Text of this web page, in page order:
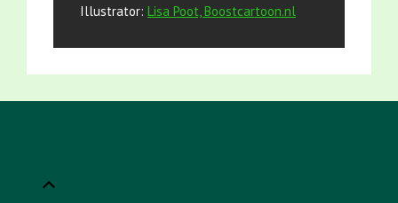
Illustrator: Lisa Poot, Boostcartoon.nl